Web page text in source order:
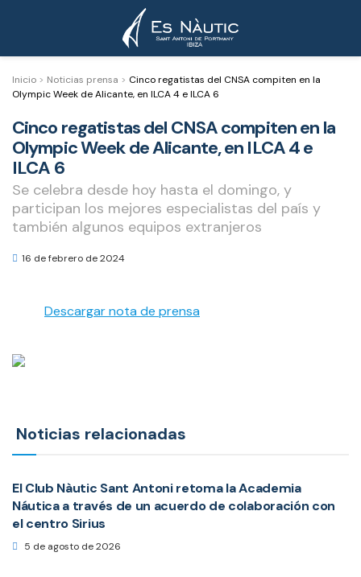
Inicio > Noticias prensa > Cinco regatistas del CNSA compiten en la
Olympic Week de Alicante, en ILCA 4 e ILCA 6
Cinco regatistas del CNSA compiten en la
Olympic Week de Alicante, en ILCA 4 e
ILCA 6
Se celebra desde hoy hasta el domingo, y
participan los mejores especialistas del país y
también algunos equipos extranjeros
16 de febrero de 2024
Descargar nota de prensa
Noticias relacionadas
El Club Nàutic Sant Antoni retoma la Academia
Náutica a través de un acuerdo de colaboración con
el centro Sirius
5 de agosto de 2026